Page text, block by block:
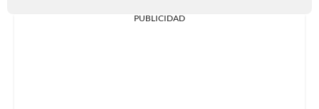
PUBLICIDAD